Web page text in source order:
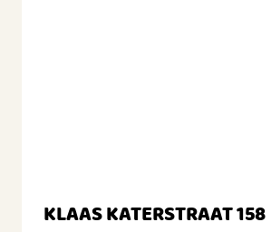
KLAAS KATERSTRAAT 158